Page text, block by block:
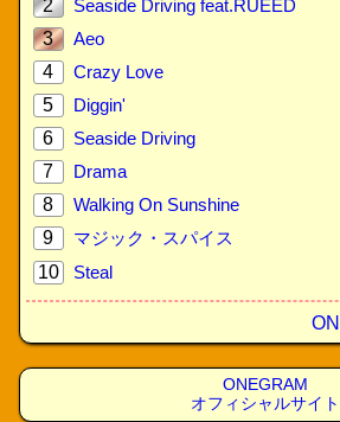
2
Seaside Driving feat.RUEED
3
Aeo
4
Crazy Love
5
Diggin'
6
Seaside Driving
7
Drama
8
Walking On Sunshine
9
マジック・スパイス
10
Steal
ONEGRAM
オフィシャルサイト